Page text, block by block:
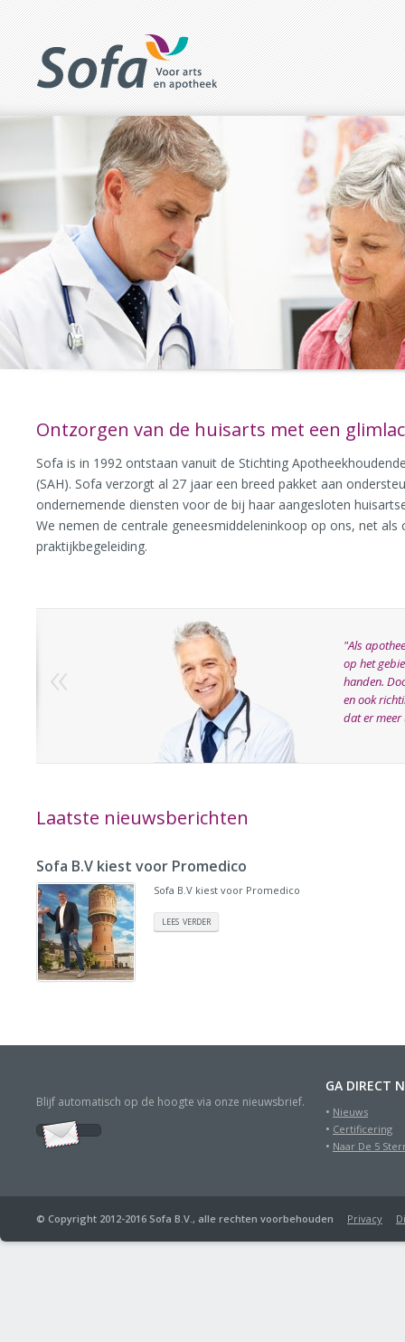
Ontzorgen van de huisarts met een
Sofa is in 1992 ontstaan vanuit de Stichting
(SAH). Sofa verzorgt al 27 jaar een breed pakket aan
ondernemende diensten voor de bij haar aangesloten
We nemen de centrale geneesmiddeleninkoop op ons, net als
praktijkbegeleiding.
"Als
op het
handen.
en ook
dat er meer
«
Laatste nieuwsberichten
Sofa B.V kiest voor Promedico
Sofa B.V kiest voor Promedico
LEES VERDER
Blijf automatisch op de hoogte via onze nieuwsbrief.
GA DIRECT
Nieuws
Certificering
Naar De 5
© Copyright 2012-2016 Sofa B.V., alle rechten voorbehouden Privacy